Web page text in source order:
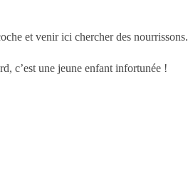
et venir ici chercher des nourrissons.
c’est une jeune enfant infortunée !